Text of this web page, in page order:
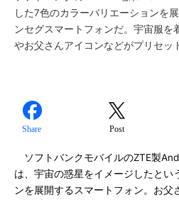
した7色のカラーバリエーションを
ンセグスマートフォンだ。宇宙服を
やお父さんアイコンなどがプリセッ
Share Post
ソフトバンクモバイルのZTE製
は、宇宙の惑星をイメージしたとい
ンを展開するスマートフォン。お父